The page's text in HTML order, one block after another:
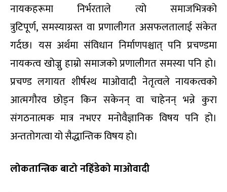
नायकहरूमा निर्भरताले त्यो समाजभित्रको
त्रुटिपूर्ण,समस्याग्रस्त वा प्रणालीगत असफलतालाई संकेत
गर्दछ। यस अर्थमा संविधान निर्माणपश्चात् पनि प्रचण्डमा
नायकत्व खोज्नु हाम्रो समाजको प्रणालीगत समस्या पनि हो।
प्रचण्ड लगायत शीर्षस्थ माओवादी नेतृत्वले नायकत्वको
आत्मगौरव छोड्न किन सकेनन् वा चाहेनन् भन्ने कुरा
संगठनात्मक मात्र नभएर मनोवैज्ञानिक विषय पनि हो।
अन्ततोगत्वा यो सैद्धान्तिक विषय हो।
लोकतान्त्रिक बाटो नहिंडेको माओवादी